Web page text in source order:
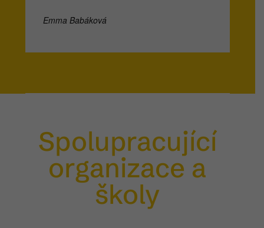
Emma Babáková
Spolupracující
organizace a
školy